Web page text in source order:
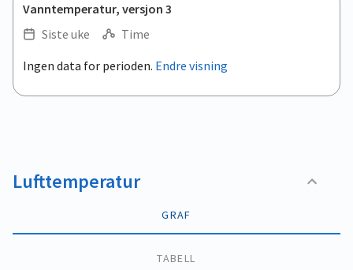
Vanntemperatur, versjon 3
Siste uke
Time
.
View as data table, .
Ingen data for perioden. Endre visning
Lufttemperatur
GRAF
TABELL